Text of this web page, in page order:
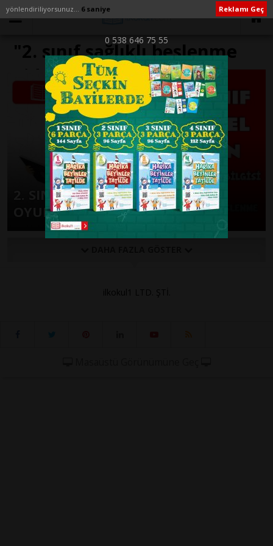
yönlendiriliyorsunuz... 6 saniye Reklamı Geç
0 538 646 75 55
"2. sınıf sağlıklı beslenme
video" ile İlişikli yazılar
2. SINIF HAYAT BİLGİSİ EĞİTSEL
OYUN -SAĞLIKLI BESLENME-